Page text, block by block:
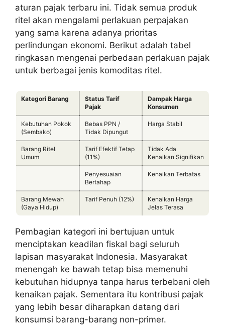
aturan pajak terbaru ini. Tidak semua produk
ritel akan mengalami perlakuan perpajakan
yang sama karena adanya prioritas
perlindungan ekonomi. Berikut adalah tabel
ringkasan mengenai perbedaan perlakuan pajak
untuk berbagai jenis komoditas ritel.
Kategori Barang
Status Tarif
Pajak
Dampak Harga
Konsumen
Kebutuhan Pokok
(Sembako)
Bebas PPN /
Tidak Dipungut
Harga Stabil
Barang Ritel
Umum
Tarif Efektif Tetap
(11%)
Tidak Ada
Kenaikan Signifikan
Penyesuaian
Bertahap
Kenaikan Terbatas
Barang Mewah
(Gaya Hidup)
Tarif Penuh (12%)
Kenaikan Harga
Jelas Terasa
Pembagian kategori ini bertujuan untuk
menciptakan keadilan fiskal bagi seluruh
lapisan masyarakat Indonesia. Masyarakat
menengah ke bawah tetap bisa memenuhi
kebutuhan hidupnya tanpa harus terbebani oleh
kenaikan pajak. Sementara itu kontribusi pajak
yang lebih besar diharapkan datang dari
konsumsi barang-barang non-primer.